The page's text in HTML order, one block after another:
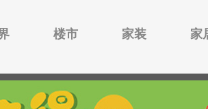
楼市 家装 家